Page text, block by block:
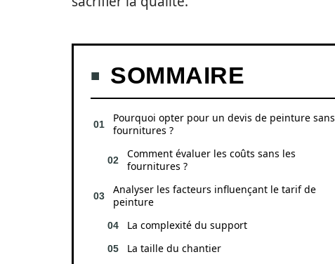
SOMMAIRE
Pourquoi opter pour un devis de peinture sans
fournitures ?
Comment évaluer les coûts sans les
fournitures ?
Analyser les facteurs influençant le tarif de
peinture
La complexité du support
La taille du chantier